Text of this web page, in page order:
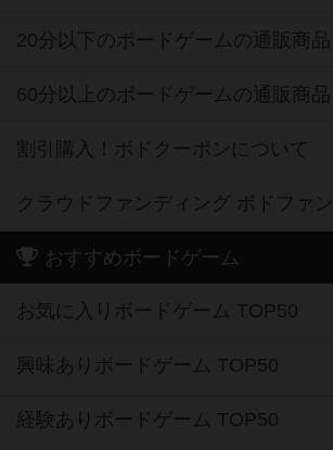
20分以下のボードゲームの通販商品
60分以上のボードゲームの通販商品
割引購入！ボドクーポンについて
クラウドファンディング ボドファン
おすすめボードゲーム
お気に入りボードゲーム TOP50
興味ありボードゲーム TOP50
経験ありボードゲーム TOP50